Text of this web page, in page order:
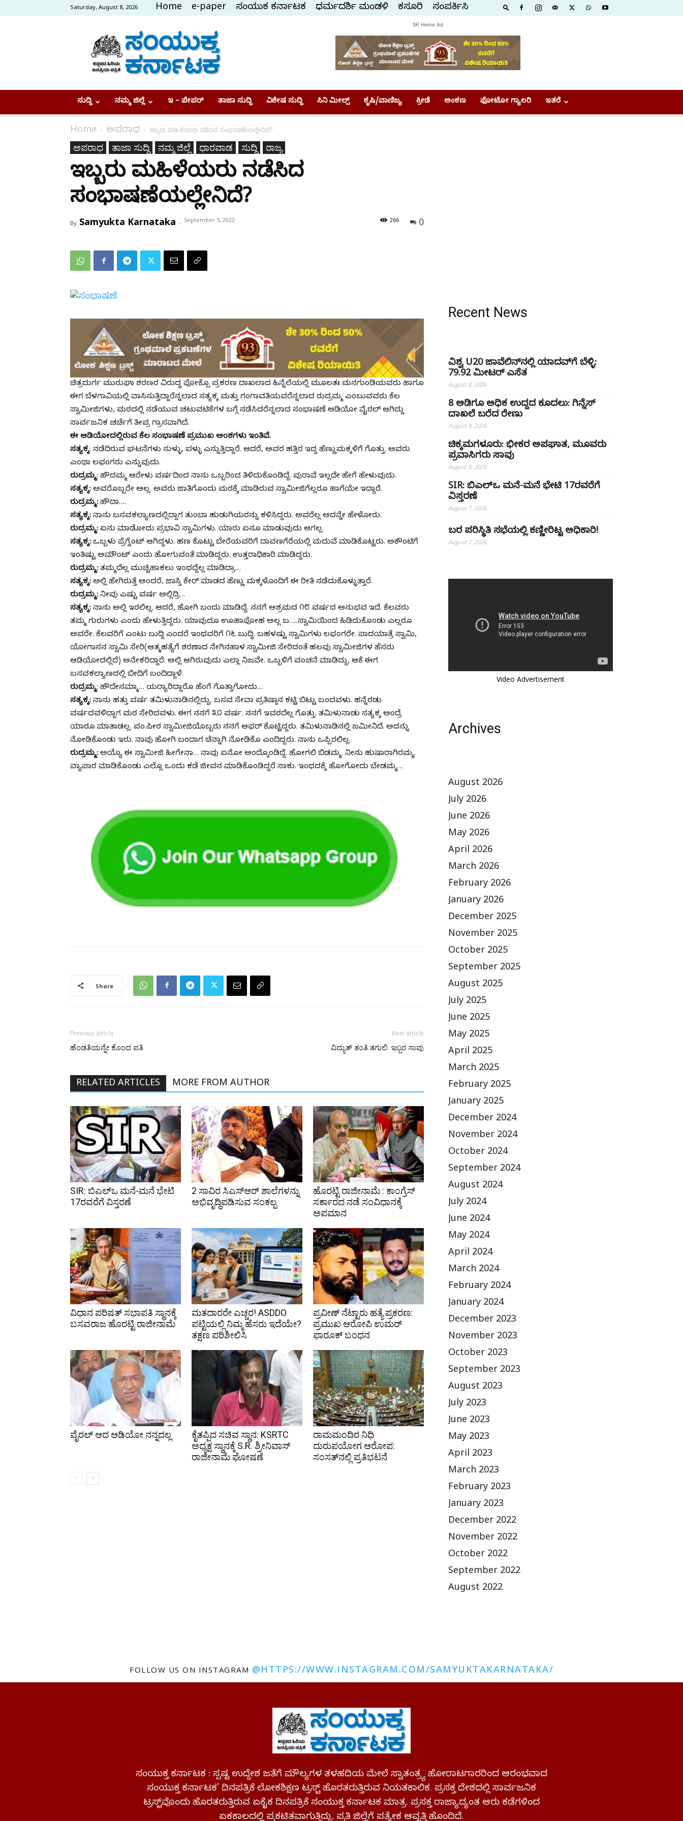
Saturday, August 8, 2026 Home e-paper ಸಂಯುಕ್ತ ಕರ್ನಾಟಕ ಧರ್ಮದರ್ಶಿ ಮಂಡಳಿ ಕಸ್ತೂರಿ ಸಂಪರ್ಕಿಸಿ
Samyukta
Karnataka
SK Home Ad
ಸುದ್ದಿ ನಮ್ಮ ಜಿಲ್ಲೆ ಇ – ಪೇಪರ್ ತಾಜಾ ಸುದ್ದಿ ವಿಶೇಷ ಸುದ್ದಿ ಸಿನಿ ಮೀಲ್ಸ್ ಕೃಷಿ/ವಾಣಿಜ್ಯ ಕ್ರೀಡೆ ಅಂಕಣ ಫೋಟೋ ಗ್ಯಾಲರಿ ಇತರೆ
Home ಅಪರಾಧ ಇಬ್ಬರು ಮಹಿಳೆಯರು ನಡೆಸಿದ ಸಂಭಾಷಣೆಯಲ್ಲೇನಿದೆ?
ಅಪರಾಧ ತಾಜಾ ಸುದ್ದಿ ನಮ್ಮ ಜಿಲ್ಲೆ ಧಾರವಾಡ ಸುದ್ದಿ ರಾಜ್ಯ
ಇಬ್ಬರು ಮಹಿಳೆಯರು ನಡೆಸಿದ
ಸಂಭಾಷಣೆಯಲ್ಲೇನಿದೆ?
By Samyukta Karnataka - September 5, 2022 0
266
ಚಿತ್ರದುರ್ಗ ಮುರುಘಾ ಶರಣರ ವಿರುದ್ಧ ಪೋಕ್ಸೊ ಪ್ರಕರಣ ದಾಖಲಾದ ಹಿನ್ನೆಲೆಯಲ್ಲಿ ಮೂಲತಃ ಮನಗುಂಡಿಯವರು ಹಾಗೂ
ಈಗ ಬೆಳಗಾವಿಯಲ್ಲಿ ವಾಸಿಸುತ್ತಿದ್ದಾರೆನ್ನಲಾದ ಸತ್ಯಕ್ಕ ಮತ್ತು ಗಂಗಾವತಿಯವರೆನ್ನಲಾದ ರುದ್ರಮ್ಮ ಎಂಬುವವರು ಕೆಲ
ಸ್ವಾಮೀಜಿಗಳು, ಮಠದಲ್ಲಿ ನಡೆಯುವ ಚಟುವಟಿಕೆಗಳ ಬಗ್ಗೆ ನಡೆಸಿದರೆನ್ನಲಾದ ಸಂಭಾಷಣೆ ಆಡಿಯೋ ವೈರಲ್ ಆಗಿದ್ದು
ಸಾರ್ವಜನಿಕ ಚರ್ಚೆಗೆ ತೀವ್ರ ಗ್ರಾಸವಾಗಿದೆ.
ಈ ಆಡಿಯೋದಲ್ಲಿರುವ ಕೆಲ ಸಂಭಾಷಣೆ ಪ್ರಮುಖ ಅಂಶಗಳು ಇಂತಿವೆ.
ಸತ್ಯಕ್ಕ: ನಡೆದಿರುವ ಘಟನೆಗಳು ಸುಳ್ಳು, ಪಳ್ಳು ಎನ್ನುತ್ತಿದ್ದಾರೆ. ಆದರೆ, ಅವರ ಹತ್ತಿರ ಇದ್ದ ಹೆಣ್ಣುಮಕ್ಕಳಿಗೆ ಗೊತ್ತು. ಅವರು
ಎಂಥಾ ಲಫಂಗರು ಎನ್ನುವುದು.
ರುದ್ರಮ್ಮ: ಹೌದಮ್ಮ ಆರೇಳು ವರ್ಷದಿಂದ ನಾನು ಒಬ್ಬರಿಂದ ತಿಳಿದುಕೊಂಡಿದ್ದೆ. ಪುರಾವೆ ಇಲ್ಲದೇ ಹೇಗೆ ಹೇಳುವುದು.
ಸತ್ಯಕ್ಕ: ಅವರೊಬ್ಬರೇ ಅಲ್ಲ. ಅವರು ಜಾತಿಗೊಂದು ಮಠಕ್ಕೆ ಮಾಡಿರುವ ಸ್ವಾಮೀಜಿಗೆಲ್ಲರೂ ಹಾಗೆಯೇ ಇದ್ದಾರೆ.
ರುದ್ರಮ್ಮ: ಹೌದಾ….
ಸತ್ಯಕ್ಕ: ನಾನು ಬಸವಕಲ್ಯಾಣದಲ್ಲಿದ್ದಾಗ ತುಂಬಾ ಹುಡುಗಿಯರನ್ನು ಕಳಿಸಿದ್ದರು. ಅವರೆಲ್ಲ ಅದನ್ನೇ ಹೇಳೋರು.
ರುದ್ರಮ್ಮ: ಏನು ಮಾಡೋದು ಪ್ರಭಾವಿ ಸ್ವಾಮಿಗಳು. ಯಾರು ಏನೂ ಮಾಡುವುದು ಆಗಲ್ಲ.
ಸತ್ಯಕ್ಕ: ಒಬ್ಬಳು ಪ್ರೆಗ್ನೆಂಟ್ ಆಗಿದ್ದಳು. ಹಣ ಕೊಟ್ಟು ಬೇರೆಯವರಿಗೆ ದಾವಣಗೆರೆಯಲ್ಲಿ ಮದುವೆ ಮಾಡಿಕೊಟ್ಟರು. ಅಕೌಂಟಿಗೆ
ಇಂತಿಷ್ಟು ಅಮೌಂಟ್ ಎಂದು ಹೋಗುವಂತೆ ಮಾಡಿದ್ದರು. ಉತ್ತರಾಧಿಕಾರಿ ಮಾಡಿದ್ದರು.
ರುದ್ರಮ್ಮ: ತಮ್ಮದೆಲ್ಲ ಮುಚ್ಚಿಹಾಕಲು ಇಂಥದ್ದೆಲ್ಲ ಮಾಡಿದ್ರಾ…
ಸತ್ಯಕ್ಕ: ಅಲ್ಲಿ ಹೇಗಿರುತ್ತೆ ಅಂದರೆ, ಜಾಸ್ತಿ ಕೇರ್ ಮಾಡದ ಹೆಣ್ಣು ಮಕ್ಕಳೊಂದಿಗೆ ಈ ರೀತಿ ನಡೆದುಕೊಳ್ಳುತ್ತಾರೆ.
ರುದ್ರಮ್ಮ: ನೀವು ಎಷ್ಟು ವರ್ಷ ಅಲ್ಲಿದ್ರಿ…
ಸತ್ಯಕ್ಕ: ನಾನು ಅಲ್ಲಿ ಇರಲಿಲ್ಲ. ಆದರೆ, ಹೋಗಿ ಬಂದು ಮಾಡಿದ್ದೆ. ನನಗೆ ಅಶ್ರಮದ ೧೮ ವರ್ಷದ ಅನುಭವ ಇದೆ. ಕೆಲವರು
ತಮ್ಮ ಗುರುಗಳು ಎಂದು ಹೇಳುತ್ತಿದ್ದರು. ಯಾವುದೂ ಊಹಾಪೋಹ ಅಲ್ಲ ಬ…..ಸ್ವಾಮಿಯಿಂದ ಹಿಡಿದುಕೊಂಡು ಎಲ್ಲರೂ
ಅವರೇ. ಕೆಲವರಿಗೆ ಎಂಟು ಬುದ್ದಿ ಎಂದರೆ ಇಂಥವರಿಗೆ ೧೬ ಬುದ್ಧಿ. ಬಹಳಷ್ಟು ಸ್ವಾಮಿಗಳು ಲಫಂಗರೇ. ಪಾದಯಾತ್ರೆ ಸ್ವಾಮಿ,
ಯೋಗಾಸನ ಸ್ವಾಮಿ ಸೇರಿ(ಆತ್ಮಹತ್ಯೆಗೆ ಶರಣಾದ ನೇಗಿನಹಾಳ ಸ್ವಾಮೀಜಿ ಸೇರಿದಂತೆ ಹಲವು ಸ್ವಾಮೀಜಿಗಳ ಹೆಸರು
ಆಡಿಯೋದಲ್ಲಿದೆ) ಅನೇಕರಿದ್ದಾರೆ. ಅಲ್ಲಿ ಆಗಿರುವುದು ಎಲ್ಲಾ ನಿಜವೇ. ಒಬ್ಬಳಿಗೆ ವಂಚನೆ ಮಾಡಿದ್ದು, ಆಕೆ ಈಗ
ಬಸವಕಲ್ಯಾಣದಲ್ಲಿ ಬೀದಿಗೆ ಬಂದಿದ್ದಾಳೆ.
ರುದ್ರಮ್ಮ: ಹೌದೇನಮ್ಮಾ… ಯರ‍್ಯಾರಿದ್ದಾರೊ ಹೆಂಗೆ ಗೊತ್ತಾಗೋದು…
ಸತ್ಯಕ್ಕ: ನಾನು ಹತ್ತು ವರ್ಷ ತಮಿಳುನಾಡಿನಲ್ಲಿದ್ದು, ಬಸವ ಸೇವಾ ಪ್ರತಿಷ್ಠಾನ ಕಟ್ಟಿ ಬಿಟ್ಟು ಬಂದವಳು. ಹನ್ನೆರಡು
ವರ್ಷದವಳಿದ್ದಾಗ ಮಠ ಸೇರಿದವಳು. ಈಗ ನನಗೆ ೩೦ ವರ್ಷ. ನನಗೆ ಇವರದೆಲ್ಲ ಗೊತ್ತು. ತಮಿಳುನಾಡು ಸತ್ಯಕ್ಕ ಅಂದ್ರೆ
ಯಾರೂ ಮಾತಾಡಲ್ಲ. ಪಂ.ಪೀಠ ಸ್ವಾಮೀಜಿಯೊಬ್ಬರು ನನಗೆ ಆಫರ್ ಕೊಟ್ಟಿದ್ದರು. ತಮಿಳುನಾಡಿನಲ್ಲಿ ಜಮೀನಿದೆ. ಅದನ್ನು
ನೋಡಿಕೊಂಡು ಇರು. ನಾವು ಹೋಗಿ ಬಂದಾಗ ಚೆನ್ನಾಗಿ ನೋಡಿಕೊ ಎಂದಿದ್ದರು. ನಾನು ಒಪ್ಪಿರಲಿಲ್ಲ.
ರುದ್ರಮ್ಮ: ಅಯ್ಯೊ ಈ ಸ್ವಾಮೀಜಿ ಹೀಗೇನಾ… ನಾವು ಏನೋ ಅಂದ್ಕೊಂಡಿದ್ದೆ. ಹೋಗಲಿ ಬಿಡಮ್ಮ. ನೀನು ಹುಷಾರಾಗಿರಮ್ಮ.
ವ್ಯಾಪಾರ ಮಾಡಿಕೊಂಡು ಎಲ್ಲೊ ಒಂದು ಕಡೆ ಜೀವನ ಮಾಡಿಕೊಂಡಿದ್ದರೆ ಸಾಕು. ಇಂಥದಕ್ಕೆ ಹೋಗೋದು ಬೇಡಮ್ಮ…
Share
Previous article
ಹೆಂಡತಿಯನ್ನೇ ಕೊಂದ ಪತಿ
Next article
ವಿದ್ಯುತ್ ತಂತಿ ತಗುಲಿ: ಇಬ್ಬರ ಸಾವು
RELATED ARTICLES MORE FROM AUTHOR
SIR: ಬಿಎಲ್ಒ ಮನೆ-ಮನೆ ಭೇಟಿ
17ರವರೆಗೆ ವಿಸ್ತರಣೆ
2 ಸಾವಿರ ಸಿಎಸ್‌ಆರ್ ಶಾಲೆಗಳನ್ನು
ಅಭಿವೃದ್ಧಿಪಡಿಸುವ ಸಂಕಲ್ಪ
ಹೊರಟ್ಟಿ ರಾಜೀನಾಮೆ : ಕಾಂಗ್ರೆಸ್
ಸರ್ಕಾರದ ನಡೆ ಸಂವಿಧಾನಕ್ಕೆ
ಅಪಮಾನ
ವಿಧಾನ ಪರಿಷತ್ ಸಭಾಪತಿ ಸ್ಥಾನಕ್ಕೆ
ಬಸವರಾಜ ಹೊರಟ್ಟಿ ರಾಜೀನಾಮೆ
ಮತದಾರರೇ ಎಚ್ಚರ! ASDDO
ಪಟ್ಟಿಯಲ್ಲಿ ನಿಮ್ಮ ಹೆಸರು ಇದೆಯೇ?
ತಕ್ಷಣ ಪರಿಶೀಲಿಸಿ
ಪ್ರವೀಣ್ ನೆಟ್ಟಾರು ಹತ್ಯೆ ಪ್ರಕರಣ:
ಪ್ರಮುಖ ಆರೋಪಿ ಉಮರ್
ಫಾರೂಕ್ ಬಂಧನ
ವೈರಲ್ ಆದ ಆಡಿಯೋ ನನ್ನದಲ್ಲ
ಕೈತಪ್ಪಿದ ಸಚಿವ ಸ್ಥಾನ: KSRTC
ಅಧ್ಯಕ್ಷ ಸ್ಥಾನಕ್ಕೆ S.R. ಶ್ರೀನಿವಾಸ್
ರಾಜೀನಾಮೆ ಘೋಷಣೆ
ರಾಮಮಂದಿರ ನಿಧಿ
ದುರುಪಯೋಗ ಆರೋಪ:
ಸಂಸತ್‌ನಲ್ಲಿ ಪ್ರತಿಭಟನೆ
Recent News
ವಿಶ್ವ U20 ಜಾವೆಲಿನ್‌ನಲ್ಲಿ ಯಾದವ್‌ಗೆ ಬೆಳ್ಳಿ:
79.92 ಮೀಟರ್ ಎಸೆತ
August 8, 2026
8 ಅಡಿಗೂ ಅಧಿಕ ಉದ್ದದ ಕೂದಲು: ಗಿನ್ನೆಸ್
ದಾಖಲೆ ಬರೆದ ರೇಣು
August 8, 2026
ಚಿಕ್ಕಮಗಳೂರು: ಭೀಕರ ಅಪಘಾತ, ಮೂವರು
ಪ್ರವಾಸಿಗರು ಸಾವು
August 8, 2026
SIR: ಬಿಎಲ್ಒ ಮನೆ-ಮನೆ ಭೇಟಿ 17ರವರೆಗೆ
ವಿಸ್ತರಣೆ
August 7, 2026
ಬರ ಪರಿಸ್ಥಿತಿ ಸಭೆಯಲ್ಲಿ ಕಣ್ಣೀರಿಟ್ಟ ಅಧಿಕಾರಿ!
August 7, 2026
Video Advertisement
Archives
August 2026
July 2026
June 2026
May 2026
April 2026
March 2026
February 2026
January 2026
December 2025
November 2025
October 2025
September 2025
August 2025
July 2025
June 2025
May 2025
April 2025
March 2025
February 2025
January 2025
December 2024
November 2024
October 2024
September 2024
August 2024
July 2024
June 2024
May 2024
April 2024
March 2024
February 2024
January 2024
December 2023
November 2023
October 2023
September 2023
August 2023
July 2023
June 2023
May 2023
April 2023
March 2023
February 2023
January 2023
December 2022
November 2022
October 2022
September 2022
August 2022
FOLLOW US ON INSTAGRAM @HTTPS://WWW.INSTAGRAM.COM/SAMYUKTAKARNATAKA/
ಸಂಯುಕ್ತ ಕರ್ನಾಟಕ : ಸ್ಪಷ್ಟ ಉದ್ದೇಶ ಜತೆಗೆ ಮೌಲ್ಯಗಳ ತಳಹದಿಯ ಮೇಲೆ ಸ್ವಾತಂತ್ರ್ಯ ಹೋರಾಟಗಾರರಿಂದ ಆರಂಭವಾದ
ಸಂಯುಕ್ತ ಕರ್ನಾಟಕ' ದಿನಪತ್ರಿಕೆ ಲೋಕಶಿಕ್ಷಣ ಟ್ರಸ್ಟ್ ಹೊರತರುತ್ತಿರುವ ನಿಯತಕಾಲಿಕ. ಪ್ರಸಕ್ತ ದೇಶದಲ್ಲಿ ಸಾರ್ವಜನಿಕ
ಟ್ರಸ್ಟ್‌ವೊಂದು ಹೊರತರುತ್ತಿರುವ ಏಕೈಕ ದಿನಪತ್ರಿಕೆ ಸಂಯುಕ್ತ ಕರ್ನಾಟಕ ಮಾತ್ರ. ಪ್ರಸಕ್ತ ರಾಜ್ಯಾದ್ಯಂತ ಆರು ಕಡೆಗಳಿಂದ
ಏಕಕಾಲದಲ್ಲಿ ಪ್ರಕಟಿತವಾಗುತ್ತಿದ್ದು, ಪ್ರತಿ ಜಿಲ್ಲೆಗೆ ಪತ್ಯೇಕ ಆವೃತ್ತಿ ಹೊಂದಿದೆ.